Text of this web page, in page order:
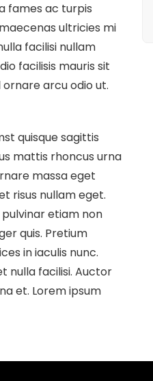
fames ac turpis
ultricies mi
facilisi nullam
facilisis mauris sit
arcu odio ut.
quisque sagittis
mattis rhoncus urna
massa eget
risus nullam eget.
etiam non
quis. Pretium
in iaculis nunc.
nulla facilisi. Auctor
et. Lorem ipsum